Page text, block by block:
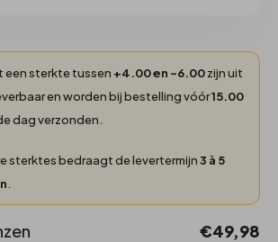
een sterkte tussen +4.00 en -6.00zijn uit
en worden bij bestelling vóór15.00
dag verzonden.
sterktes bedraagt de levertermijn3 à 5
.
€49,98